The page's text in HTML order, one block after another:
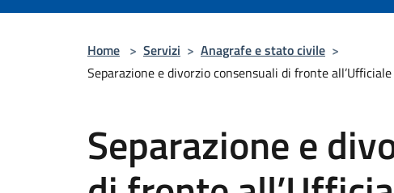
Home > Servizi > Anagrafe e stato civile >
Separazione e divorzio consensuali di fronte
Separazione e